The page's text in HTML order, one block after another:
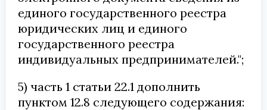
единого государственного реестра
юридических лиц и единого
государственного реестра
индивидуальных предпринимателей.";
5) часть 1 статьи 22.1 дополнить
пунктом 12.8 следующего содержания: